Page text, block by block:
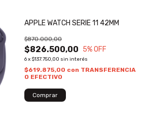
APPLE WATCH SERIE 11 42MM
$826.500,00
$870.000,00
5% OFF
6x $137.750,00 sin interés
$619.875,00 con TRANSFERENCIA
O EFECTIVO